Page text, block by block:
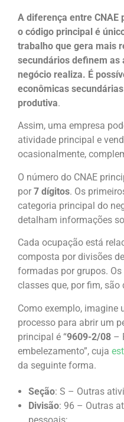
A diferença entre CNAE
o código principal é
trabalho que gera mais
secundários definem as
negócio realiza. É
econômicas
produtiva.
Assim, uma empresa
atividade principal e
ocasionalmente,
O número do CNAE
por 7 dígitos. Os
categoria principal do
detalham informações
Cada ocupação está
composta por divisões
formadas por grupos.
classes que, por fim,
Como exemplo, imagine
processo para abrir um
principal é “9609-2/08 –
embelezamento”, cuja
da seguinte forma.
Seção: S – Outras
Divisão: 96 – Outras
pessoais;